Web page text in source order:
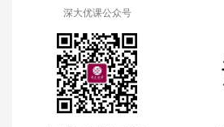
深大优课公众号